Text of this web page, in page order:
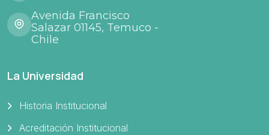
Avenida Francisco
Salazar 01145, Temuco -
Chile
La Universidad
Historia Institucional
Acreditación Institucional